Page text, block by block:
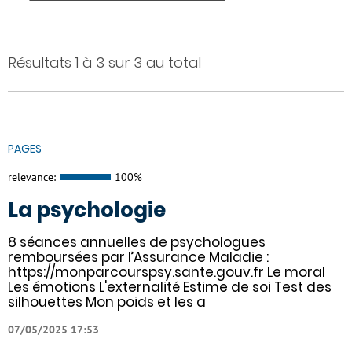
Résultats 1 à 3 sur 3 au total
PAGES
relevance: 100%
La psychologie
8 séances annuelles de psychologues
remboursées par l’Assurance Maladie :
https://monparcourspsy.sante.gouv.fr Le moral
Les émotions L'externalité Estime de soi Test des
silhouettes Mon poids et les a
07/05/2025 17:53